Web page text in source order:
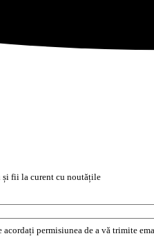
și fii la curent cu noutățile
permisiunea de a vă trimite